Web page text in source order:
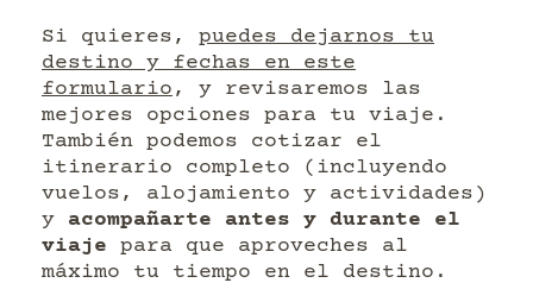
Si quieres, puedes dejarnos tu
destino y fechas en este
formulario , y revisaremos las
mejores opciones para tu viaje.
También podemos cotizar el
itinerario completo (incluyendo
vuelos, alojamiento y actividades)
y acompañarte antes y durante el
viaje para que aproveches al
máximo tu tiempo en el destino.